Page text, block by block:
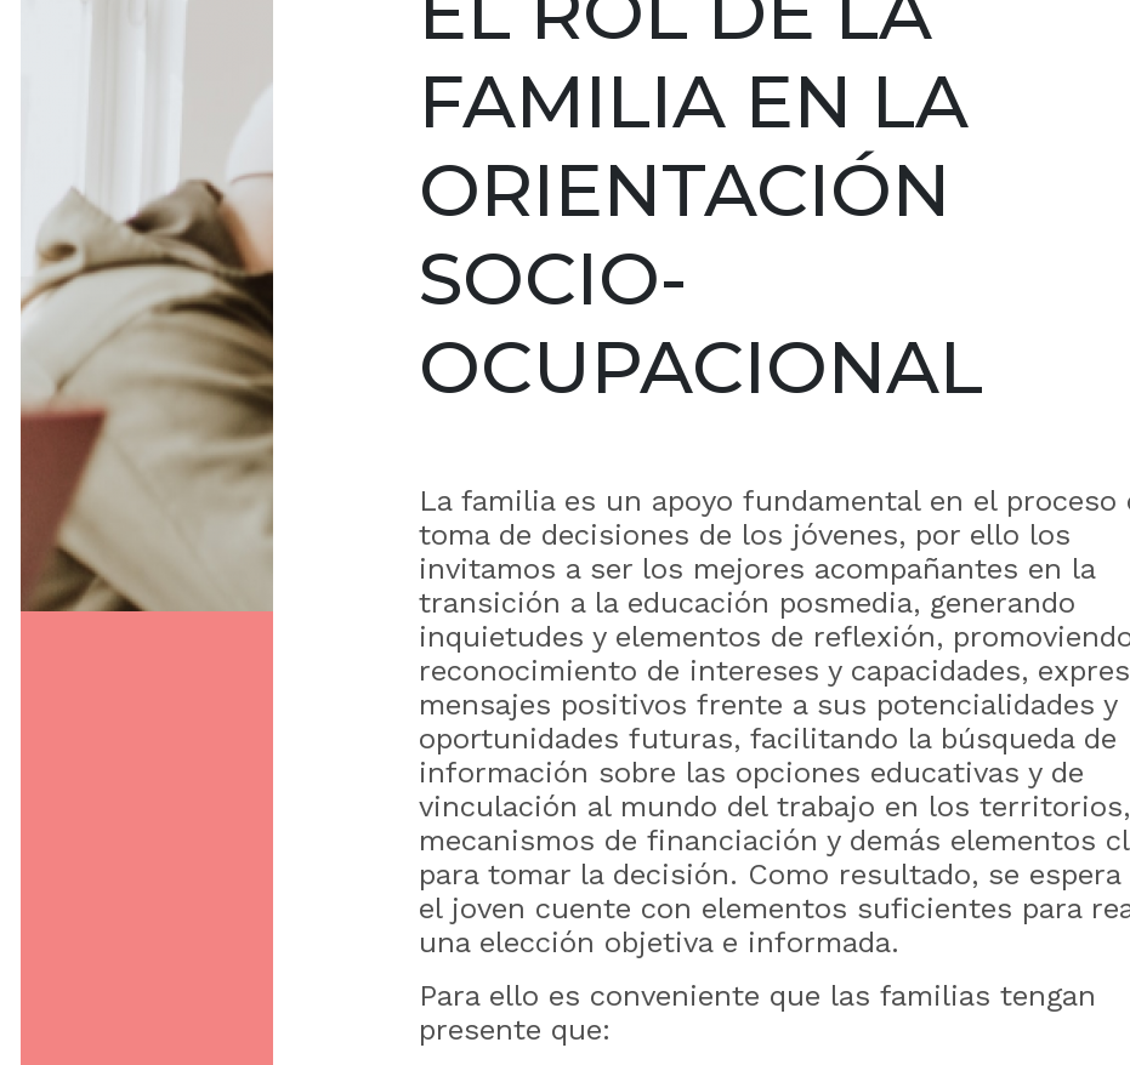
FAMILIA EN LA
ORIENTACIÓN
SOCIO-
OCUPACIONAL
La familia es un apoyo fundamental en el proceso
toma de decisiones de los jóvenes, por ello los
invitamos a ser los mejores acompañantes en la
transición a la educación posmedia, generando
inquietudes y elementos de reflexión,
reconocimiento de intereses y capacidades,
mensajes positivos frente a sus potencialidades y
oportunidades futuras, facilitando la búsqueda de
información sobre las opciones educativas y de
vinculación al mundo del trabajo en los
mecanismos de financiación y demás elementos
para tomar la decisión. Como resultado, se espera
el joven cuente con elementos suficientes para
una elección objetiva e informada.
Para ello es conveniente que las familias tengan
presente que: